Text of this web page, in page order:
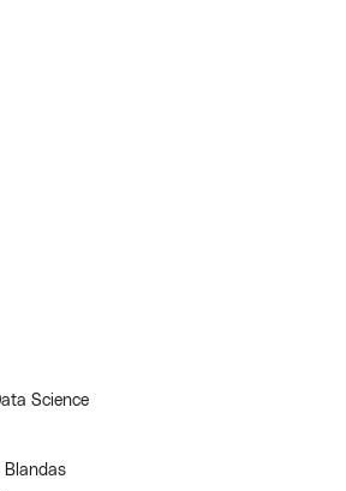
Science
Blandas